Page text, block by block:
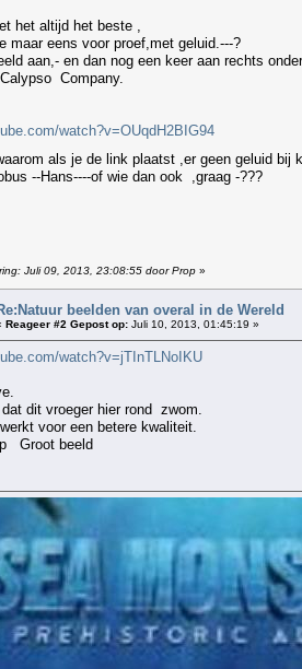
het altijd het beste ,
maar eens voor proef,met geluid.---?
aan,- en dan nog een keer aan rechts
Company.
watch?v=OUqdH2BIG94
als je de link plaatst ,er geen geluid bij
--Hans----of wie dan ook ,graag -???
Juli 09, 2013, 23:08:55 door Prop »
beelden van overal in de Wereld
Reageer #2 Gepost op: Juli 10, 2013, 01:45:19 »
watch?v=jTInTLNoIKU
dit vroeger hier rond zwom.
voor een betere kwaliteit.
Groot beeld